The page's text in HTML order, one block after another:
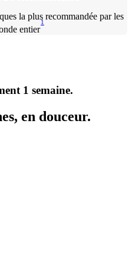
la plus recommandée par les
entier
1
1 semaine.
en douceur.